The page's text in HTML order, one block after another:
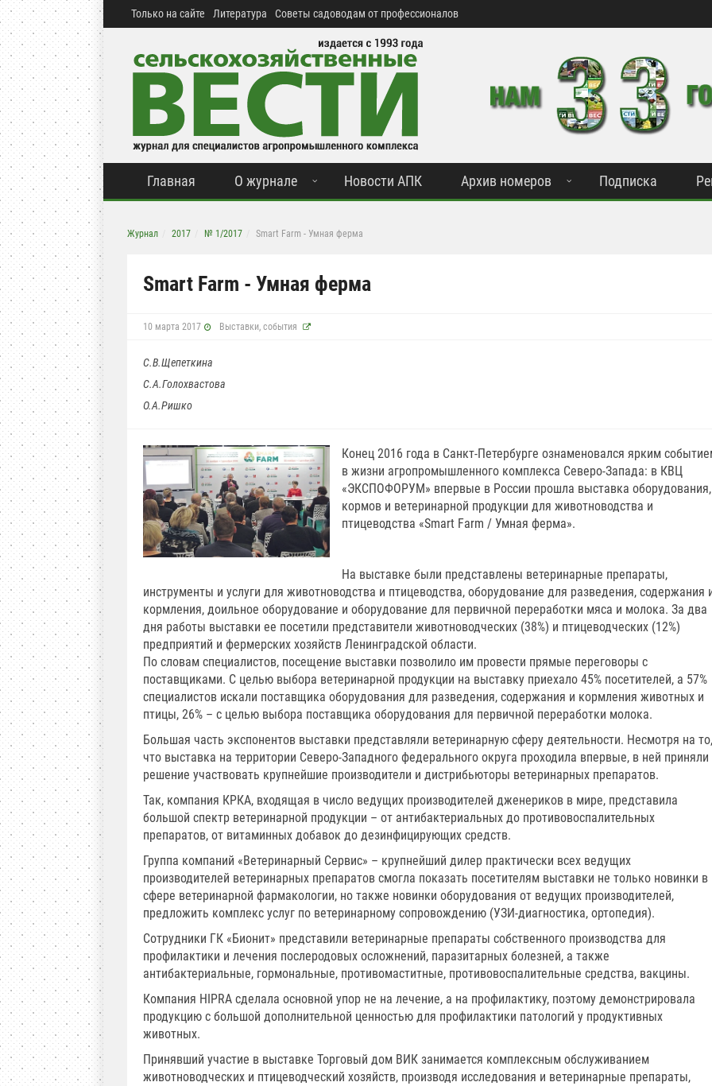
Только на сайте Литература Советы садоводам от профессионалов
Главная О журнале Новости АПК Архив номеров Подписка
Журнал 2017 № 1/2017 Smart Farm - Умная ферма
Smart Farm - Умная ферма
10 марта 2017 Выставки, события
С.В.Щепеткина
С.А.Голохвастова
О.А.Ришко
Конец 2016 года в Санкт-Петербурге ознаменовался ярким
в жизни агропромышленного комплекса Северо-Запада: в КВЦ
«ЭКСПОФОРУМ» впервые в России прошла выставка оборудования,
кормов и ветеринарной продукции для животноводства и
птицеводства «Smart Farm / Умная ферма».
На выставке были представлены ветеринарные препараты,
инструменты и услуги для животноводства и птицеводства, оборудование для разведения, содержания
кормления, доильное оборудование и оборудование для первичной переработки мяса и молока. За два
дня работы выставки ее посетили представители животноводческих (38%) и птицеводческих (12%)
предприятий и фермерских хозяйств Ленинградской области.
По словам специалистов, посещение выставки позволило им провести прямые переговоры с
поставщиками. С целью выбора ветеринарной продукции на выставку приехало 45% посетителей, а 57%
специалистов искали поставщика оборудования для разведения, содержания и кормления животных и
птицы, 26% – с целью выбора поставщика оборудования для первичной переработки молока.
Большая часть экспонентов выставки представляли ветеринарную сферу деятельности. Несмотря на то,
что выставка на территории Северо-Западного федерального округа проходила впервые, в ней приняли
решение участвовать крупнейшие производители и дистрибьюторы ветеринарных препаратов.
Так, компания КРКА, входящая в число ведущих производителей дженериков в мире, представила
большой спектр ветеринарной продукции – от антибактериальных до противовоспалительных
препаратов, от витаминных добавок до дезинфицирующих средств.
Группа компаний «Ветеринарный Сервис» – крупнейший дилер практически всех ведущих
производителей ветеринарных препаратов смогла показать посетителям выставки не только новинки в
сфере ветеринарной фармакологии, но также новинки оборудования от ведущих производителей,
предложить комплекс услуг по ветеринарному сопровождению (УЗИ-диагностика, ортопедия).
Сотрудники ГК «Бионит» представили ветеринарные препараты собственного производства для
профилактики и лечения послеродовых осложнений, паразитарных болезней, а также
антибактериальные, гормональные, противомаститные, противовоспалительные средства, вакцины.
Компания НIPRA сделала основной упор не на лечение, а на профилактику, поэтому демонстрировала
продукцию с большой дополнительной ценностью для профилактики патологий у продуктивных
животных.
Принявший участие в выставке Торговый дом ВИК занимается комплексным обслуживанием
животноводческих и птицеводческий хозяйств, производя исследования и ветеринарные препараты,